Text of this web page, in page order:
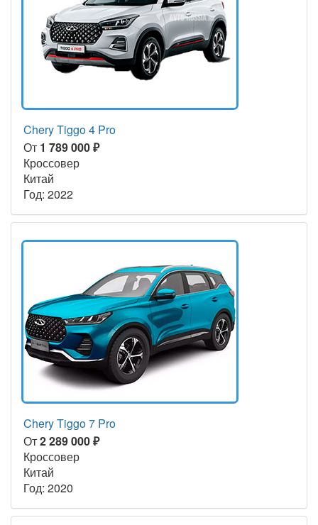
Chery Tiggo 4 Pro
От 1 789 000 ₽
Кроссовер
Китай
Год: 2022
Chery Tiggo 7 Pro
От2 289 000 ₽
Кроссовер
Китай
Год: 2020